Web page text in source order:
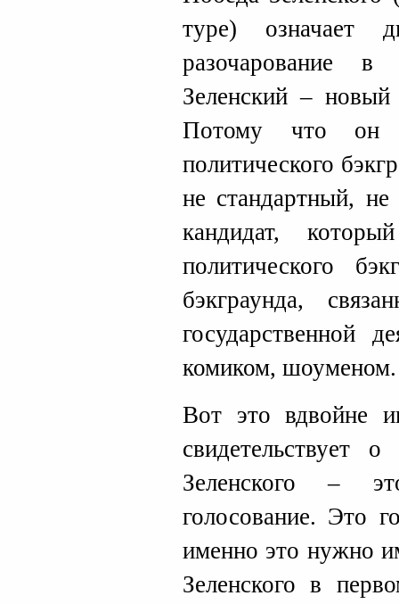
туре) означает
разочарование в
Зеленский –
Потому что он
политического
не стандартный,
кандидат,
политического
бэкграунда,
государственной
комиком, шоуменом.
Вот это вдвойне
свидетельствует
Зеленского –
голосование. Это
именно это нужно
Зеленского в